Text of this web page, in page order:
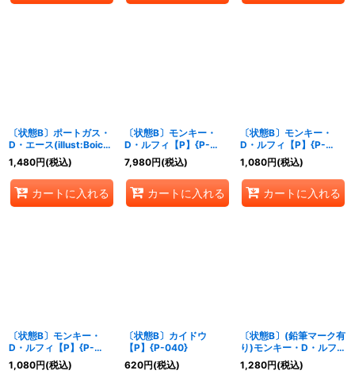
〔状態B〕ポートガス・
D・エース(illust:Boichi)
【P】{P-028}
1,480円(税込)
カートに入れる
〔状態B〕モンキー・
D・ルフィ【P】{P-
033}
7,980円(税込)
カートに入れる
〔状態B〕モンキー・
D・ルフィ【P】{P-
036}
1,080円(税込)
カートに入れる
〔状態B〕モンキー・
D・ルフィ【P】{P-
037}
1,080円(税込)
〔状態B〕カイドウ
【P】{P-040}
620円(税込)
〔状態B〕(鉛筆マーク有
り)モンキー・D・ルフィ
(illust:K Akagishi)
【P】{P-041}
1,280円(税込)